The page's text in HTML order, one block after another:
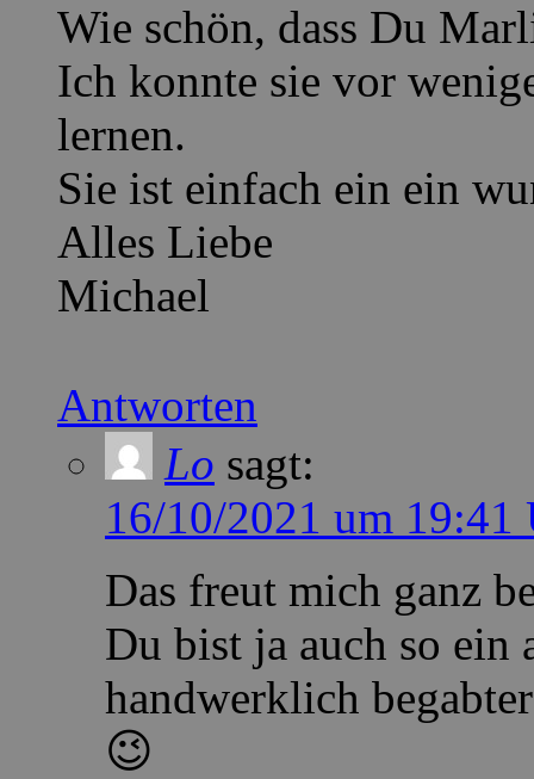
Wie schön, dass Du
Ich konnte sie vor
lernen.
Sie ist einfach ein ein
Alles Liebe
Michael
Antworten
Lo sagt:
16/10/2021 um 19:41
Das freut mich ganz
Du bist ja auch so ein
handwerklich
😉